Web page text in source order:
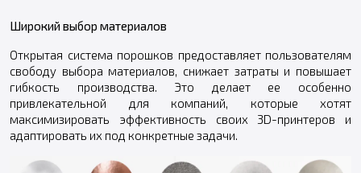
Широкий выбор материалов
Открытая система порошков предоставляет пользователям
свободу выбора материалов, снижает затраты и повышает
гибкость производства. Это делает ее особенно
привлекательной для компаний, которые хотят
максимизировать эффективность своих 3D-принтеров и
адаптировать их под конкретные задачи.